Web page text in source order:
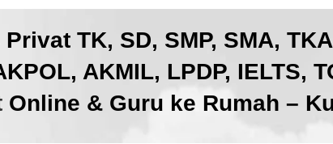
TK, SD, SMP, SMA,
AKMIL, LPDP, IELTS,
Online & Guru ke Rumah –